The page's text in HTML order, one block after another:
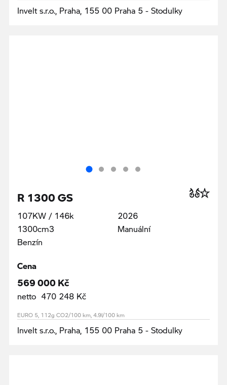
Invelt s.r.o., Praha, 155 00 Praha 5 - Stodulky
R 1300 GS
107KW / 146k
1300cm3
Benzín
2026
Manuální
Cena
569 000 Kč
netto 470 248 Kč
EURO 5, 112g CO2/100 km, 4.9l/100 km
Invelt s.r.o., Praha, 155 00 Praha 5 - Stodulky